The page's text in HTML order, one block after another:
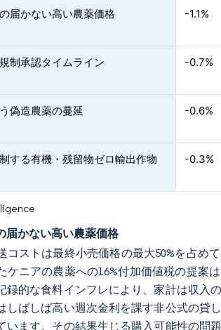
届かない高い農薬価格 -1.1%
制承認タイムライン -0.7%
偽造農薬の蔓延 -0.6%
する有機・残留物ゼロ輸出作物
-0.3%
届かない高い農薬価格
コストは最終小売価格の最大50%を占め
ケニアの農薬への16%付加価値税の提案
録的な食料インフレにより、家計は収入
しばしば高い週次金利を課す非公式の貸
います。その結果生じる購入可能性の問